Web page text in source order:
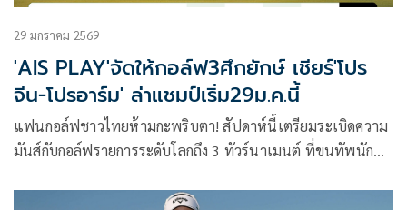
29 มกราคม 2569
'AIS PLAY'จัดให้กอล์ฟ3ศึกยักษ์ เชียร์'โปร
จีน-โปรอาร์ม' ล่าแชมป์เริ่ม29ม.ค.นี้
แฟนกอล์ฟชาวไทยห้ามกะพริบตา! สัปดาห์นี้เตรียมระเบิดความ
มันส์กับกอล์ฟรายการระดับโลกถึง 3 ทัวร์นาเมนต์ ที่ขนทัพนัก
ศึกพร้อมกัน 29 มกราคม – 1 กุมภาพันธ์นี้ ทางแอพพลิเคชั่น AIS